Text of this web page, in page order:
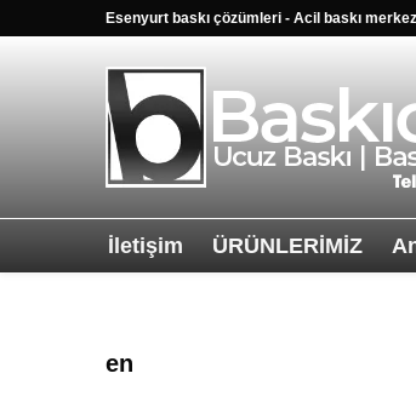
Esenyurt baskı çözümleri - Acil baskı
İletişim ÜRÜNLERİMİZ
en